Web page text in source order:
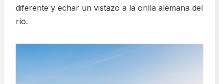
diferente y echar un vistazo a la orilla alemana del
río.